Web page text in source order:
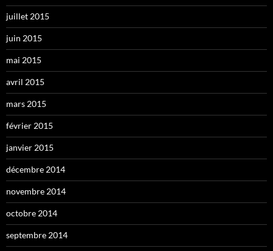
juillet 2015
juin 2015
mai 2015
avril 2015
mars 2015
février 2015
janvier 2015
décembre 2014
novembre 2014
octobre 2014
septembre 2014